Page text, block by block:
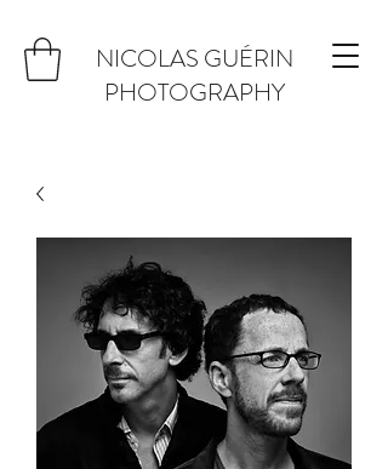
NICOLAS GUÉRIN
PHOTOGRAPHY